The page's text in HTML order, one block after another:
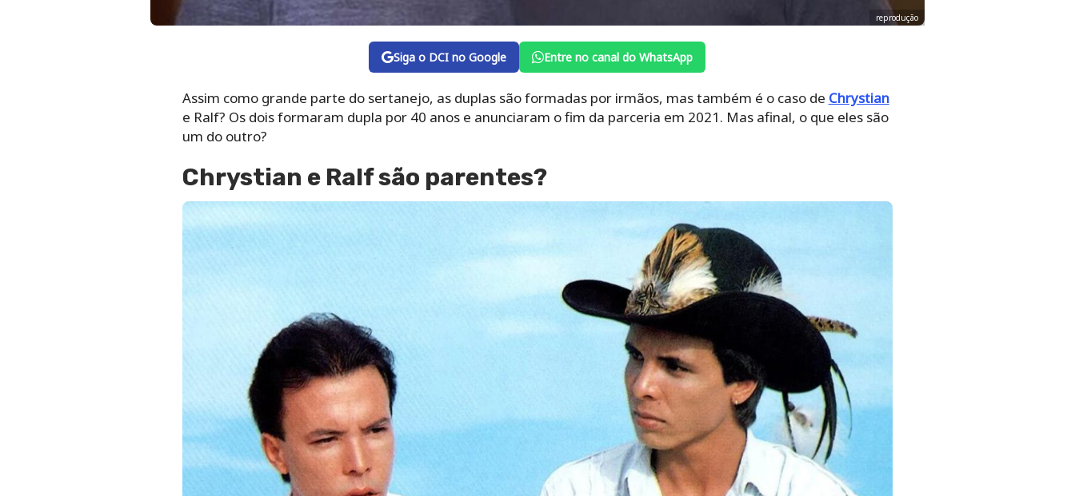
reprodução
Siga o DCI no Google Entre no canal do WhatsApp
Assim como grande parte do sertanejo, as duplas são formadas por irmãos, mas também é o caso de Chrystian
e Ralf? Os dois formaram dupla por 40 anos e anunciaram o fim da parceria em 2021. Mas afinal, o que eles são
um do outro?
Chrystian e Ralf são parentes?